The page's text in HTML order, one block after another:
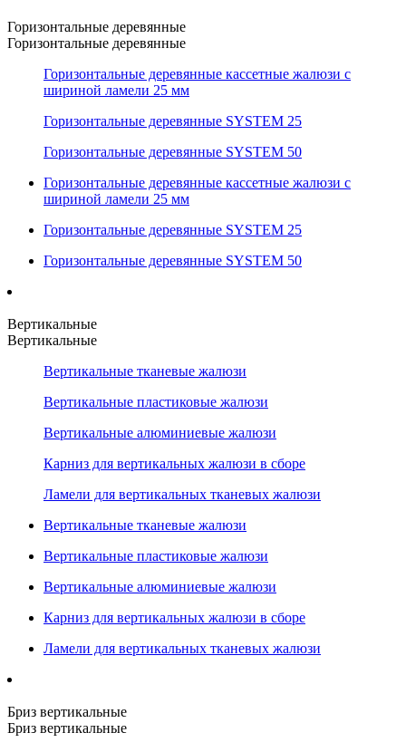
Горизонтальные деревянные
Горизонтальные деревянные
Горизонтальные деревянные кассетные жалюзи с
шириной ламели 25 мм
Горизонтальные деревянные SYSTEM 25
Горизонтальные деревянные SYSTEM 50
Горизонтальные деревянные кассетные жалюзи с
шириной ламели 25 мм
Горизонтальные деревянные SYSTEM 25
Горизонтальные деревянные SYSTEM 50
Вертикальные
Вертикальные
Вертикальные тканевые жалюзи
Вертикальные пластиковые жалюзи
Вертикальные алюминиевые жалюзи
Карниз для вертикальных жалюзи в сборе
Ламели для вертикальных тканевых жалюзи
Вертикальные тканевые жалюзи
Вертикальные пластиковые жалюзи
Вертикальные алюминиевые жалюзи
Карниз для вертикальных жалюзи в сборе
Ламели для вертикальных тканевых жалюзи
Бриз вертикальные
Бриз вертикальные